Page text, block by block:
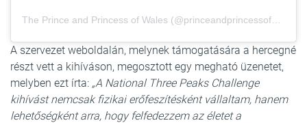
A szervezet weboldalán, melynek támogatására a hercegné
részt vett a kihíváson, megosztott egy megható üzenetet,
melyben ezt írta: „A National Three Peaks Challenge
kihívást nemcsak fizikai erőfeszítésként vállaltam, hanem
lehetőségként arra, hogy felfedezzem az életet a